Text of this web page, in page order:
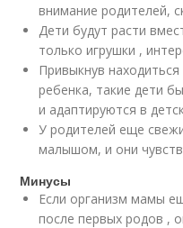
внимание родителей,
Дети будут расти
только игрушки ,
Привыкнув
ребенка, такие дети
и адаптируются в
У родителей еще
малышом, и они
Минусы
Если организм мамы
после первых родов ,